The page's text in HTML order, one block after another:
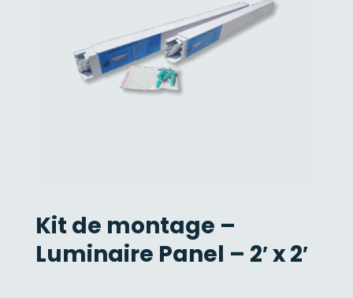
Kit de montage –
Luminaire Panel – 2′ x 2′